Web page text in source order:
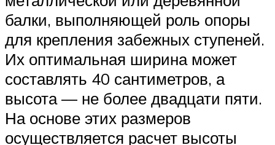
балки, выполняющей роль опоры
для крепления забежных ступеней.
Их оптимальная ширина может
составлять 40 сантиметров, а
высота — не более двадцати пяти.
На основе этих размеров
осуществляется расчет высоты